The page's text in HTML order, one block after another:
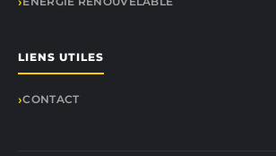
LIENS UTILES
CONTACT